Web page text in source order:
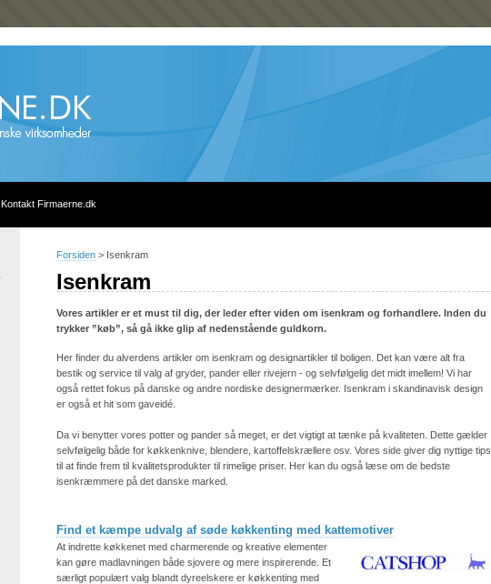
Kontakt Firmaerne.dk
Forsiden > Isenkram
Isenkram
Vores artikler er et must til dig, der leder efter viden om isenkram og forhandlere. Inden du
trykker ”køb”, så gå ikke glip af nedenstående guldkorn.
Her finder du alverdens artikler om isenkram og designartikler til boligen. Det kan være alt fra
bestik og service til valg af gryder, pander eller rivejern - og selvfølgelig det midt imellem! Vi har
også rettet fokus på danske og andre nordiske designermærker. Isenkram i skandinavisk design
er også et hit som gaveidé.
Da vi benytter vores potter og pander så meget, er det vigtigt at tænke på kvaliteten. Dette gælder
selvfølgelig både for køkkenknive, blendere, kartoffelskrællere osv. Vores side giver dig nyttige tips
til at finde frem til kvalitetsprodukter til rimelige priser. Her kan du også læse om de bedste
isenkræmmere på det danske marked.
Find et kæmpe udvalg af søde køkkenting med kattemotiver
At indrette køkkenet med charmerende og kreative elementer
kan gøre madlavningen både sjovere og mere inspirerende. Et
særligt populært valg blandt dyreelskere er køkkenting med